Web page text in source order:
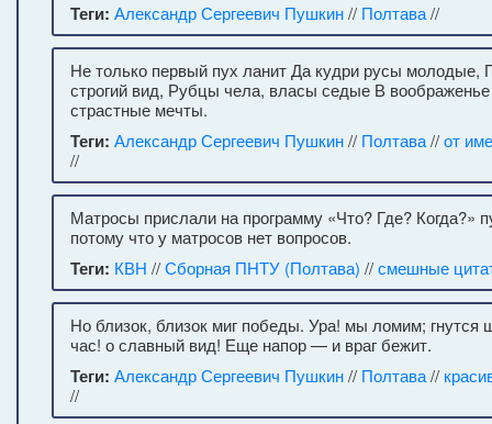
Теги: Александр Сергеевич Пушкин// Полтава//
Не только первый пух ланит Да кудри русы молодые,
строгий вид, Рубцы чела, власы седые В
страстные мечты.
Теги: Александр Сергеевич Пушкин// Полтава//от
//
Матросы прислали на программу «Что? Где? Когда?»
потому что у матросов нет вопросов.
Теги: КВН //Сборная ПНТУ (Полтава) //смешные
Но близок, близок миг победы. Ура! мы ломим;
час! о славный вид! Еще напор — и враг бежит.
Теги: Александр Сергеевич Пушкин// Полтава//
//